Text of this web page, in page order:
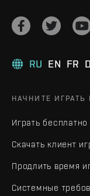
RU EN FR
НАЧНИТЕ ИГРАТЬ
Играть бесплатно
Скачать клиент
Продлить время
Системные